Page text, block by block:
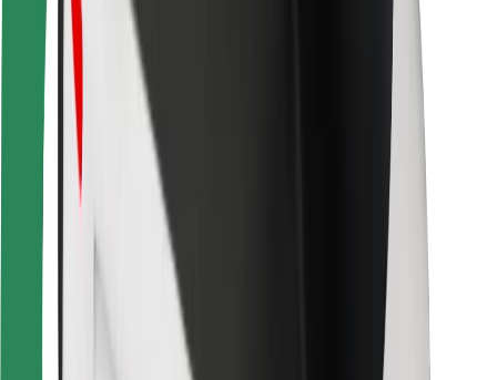
Leverandører
Vilkår og betingelser
Cookies
Sikkerhed
Få en tur på få minutter!
Download Bolt-appen
Find din yndlingsmad!
Download Bolt Food-appen